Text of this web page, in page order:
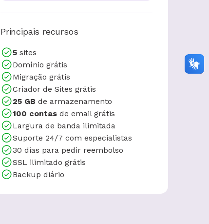
Principais recursos
5 sites
Domínio grátis
Migração grátis
Criador de Sites grátis
25 GB de armazenamento
100 contas de email grátis
Largura de banda ilimitada
Suporte 24/7 com especialistas
30 dias para pedir reembolso
SSL ilimitado grátis
Backup diário